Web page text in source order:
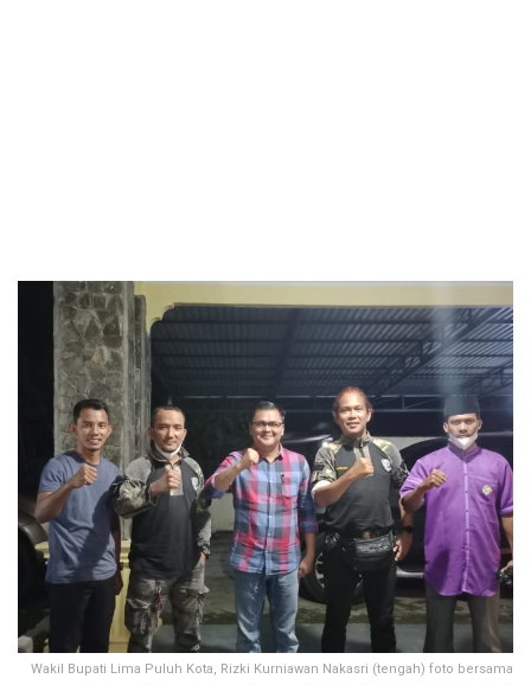
Wakil Bupati Lima Puluh Kota, Rizki Kurniawan Nakasri (tengah) foto bersama